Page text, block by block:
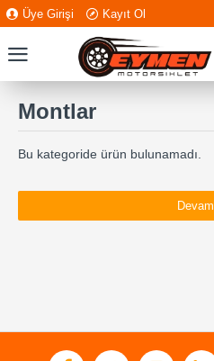
Üye Girişi Kayıt Ol
Montlar
Bu kategoride ürün bulunamadı.
Devam